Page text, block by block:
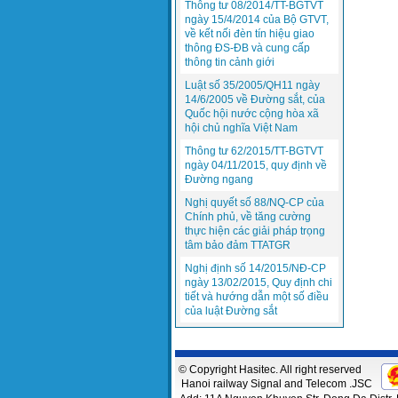
Thông tư 08/2014/TT-BGTVT
ngày 15/4/2014 của Bộ GTVT,
về kết nối đèn tín hiệu giao
thông ĐS-ĐB và cung cấp
thông tin cảnh giới
Luật số 35/2005/QH11 ngày
14/6/2005 về Đường sắt, của
Quốc hội nước cộng hòa xã
hội chủ nghĩa Việt Nam
Thông tư 62/2015/TT-BGTVT
ngày 04/11/2015, quy định về
Đường ngang
Nghị quyết số 88/NQ-CP của
Chính phủ, về tăng cường
thực hiện các giải pháp trọng
tâm bảo đảm TTATGR
Nghị định số 14/2015/NĐ-CP
ngày 13/02/2015, Quy định chi
tiết và hướng dẫn một số điều
của luật Đường sắt
© Copyright Hasitec. All right reserved
Hanoi railway Signal and Telecom .JSC